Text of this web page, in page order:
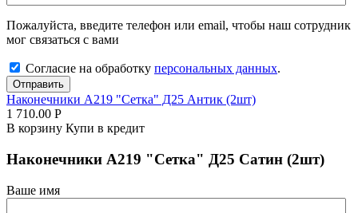
Пожалуйста, введите телефон или email, чтобы наш сотрудник
мог связаться с вами
Согласие на обработку персональных данных.
Отправить
Наконечники А219 "Сетка" Д25 Антик (2шт)
1 710.00 Р
В корзину Купи в кредит
Наконечники А219 "Сетка" Д25 Сатин (2шт)
Ваше имя